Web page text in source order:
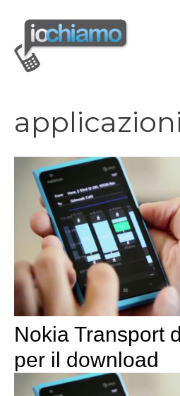
contenuto
Nokia Transport
per il download